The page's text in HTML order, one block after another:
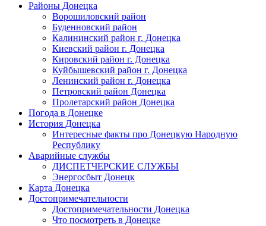
Районы Донецка
Ворошиловский район
Буденновский район
Калининский район г. Донецка
Киевский район г. Донецка
Кировский район г. Донецка
Куйбышевский район г. Донецка
Ленинский район г. Донецка
Петровский район Донецка
Пролетарский район Донецка
Погода в Донецке
История Донецка
Интересные факты про Донецкую Народную
Республику
Аварийные службы
ДИСПЕТЧЕРСКИЕ СЛУЖБЫ
Энергосбыт Донецк
Карта Донецка
Достопримечательности
Достопримечательности Донецка
Что посмотреть в Донецке